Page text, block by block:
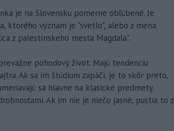
je na Slovensku pomerne obľúbené. Je
ktorého význam je "svetlo", alebo z mena
z palestínskeho mesta Magdala".
pohodový život. Majú tendenciu
Ak sa im štúdium zapáči, je to skôr preto,
sa hlavne na klasické predmety.
Ak im nie je niečo jasné, pustia to z